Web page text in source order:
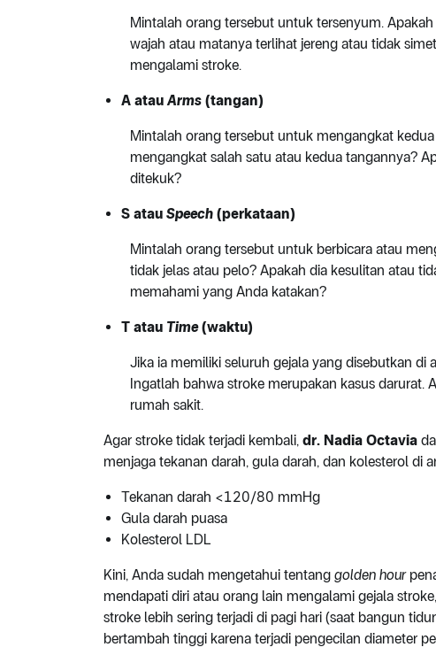
Mintalah orang tersebut untuk tersenyum.
wajah atau matanya terlihat jereng atau tidak
mengalami stroke.
A atauArms (tangan)
Mintalah orang tersebut untuk mengangkat
mengangkat salah satu atau kedua tangannya?
ditekuk?
S atau Speech (perkataan)
Mintalah orang tersebut untuk berbicara atau
tidak jelas atau pelo? Apakah dia kesulitan atau
memahami yang Anda katakan?
T atau Time(waktu)
Jika ia memiliki seluruh gejala yang disebutkan
Ingatlah bahwa stroke merupakan kasus
rumah sakit.
Agar stroke tidak terjadi kembali, dr. Nadia Octavia
menjaga tekanan darah, gula darah, dan kolesterol di
Tekanan darah <120/80 mmHg
Gula darah puasa
Kolesterol LDL
Kini, Anda sudah mengetahui tentang golden hour
mendapati diri atau orang lain mengalami gejala
stroke lebih sering terjadi di pagi hari (saat bangun
bertambah tinggi karena terjadi pengecilan diameter